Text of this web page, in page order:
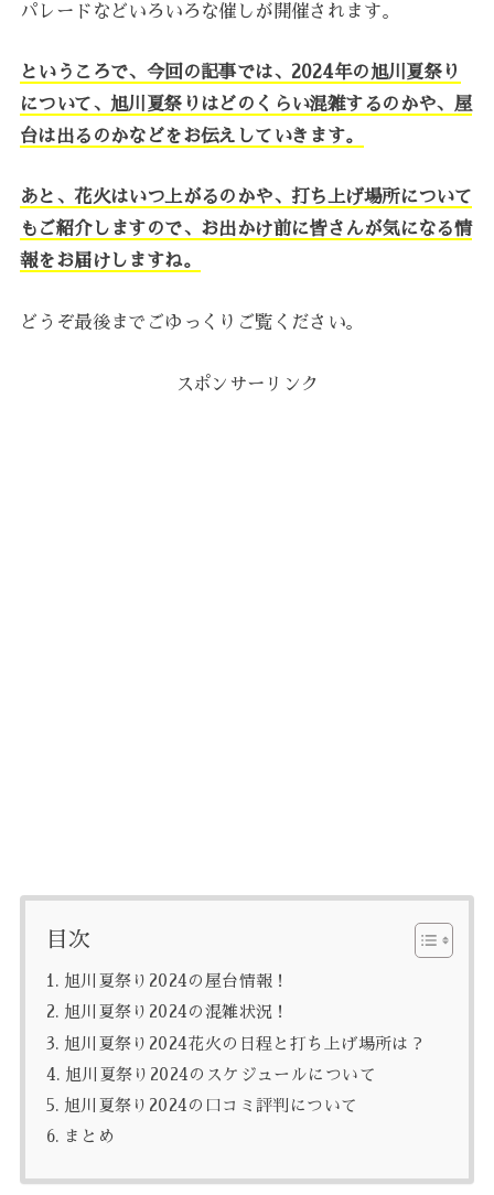
パレードなどいろいろな催しが開催されます。
というころで、今回の記事では、2024年の旭川夏祭り
について、旭川夏祭りはどのくらい混雑するのかや、屋
台は出るのかなどをお伝えしていきます。
あと、花火はいつ上がるのかや、打ち上げ場所について
もご紹介しますので、お出かけ前に皆さんが気になる情
報をお届けしますね。
どうぞ最後までごゆっくりご覧ください。
スポンサーリンク
目次
旭川夏祭り2024の屋台情報！
旭川夏祭り2024の混雑状況！
旭川夏祭り2024花火の日程と打ち上げ場所は？
旭川夏祭り2024のスケジュールについて
旭川夏祭り2024の口コミ評判について
まとめ